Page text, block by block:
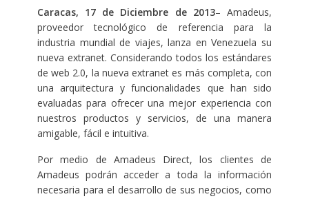
Caracas, 17 de Diciembre de 2013– Amadeus,
proveedor tecnológico de referencia para la
industria mundial de viajes, lanza en Venezuela su
nueva extranet. Considerando todos los estándares
de web 2.0, la nueva extranet es más completa, con
una arquitectura y funcionalidades que han sido
evaluadas para ofrecer una mejor experiencia con
nuestros productos y servicios, de una manera
amigable, fácil e intuitiva.
Por medio de Amadeus Direct, los clientes de
Amadeus podrán acceder a toda la información
necesaria para el desarrollo de sus negocios, como